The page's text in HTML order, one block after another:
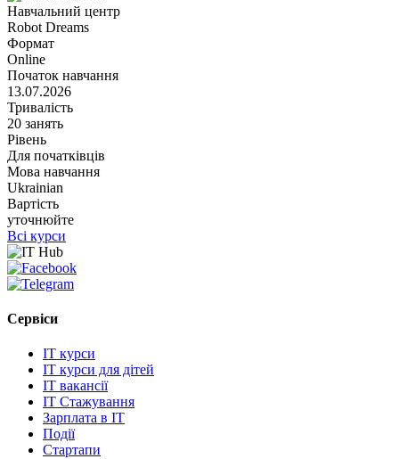
Навчальний центр
Robot Dreams
Формат
Online
Початок навчання
13.07.2026
Тривалість
20 занять
Рівень
Для початківців
Мова навчання
Ukrainian
Вартість
уточнюйте
Всі курси
Сервіси
IT курси
IT курси для дітей
IT вакансії
IT Стажування
Зарплата в IT
Події
Стартапи